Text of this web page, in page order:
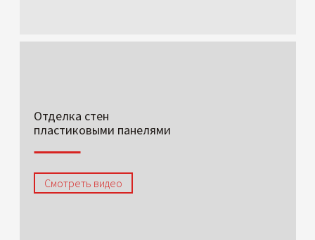
Отделка стен
пластиковыми панелями
Смотреть видео